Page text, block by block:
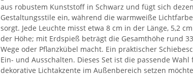
aus robustem Kunststoff in Schwarz und fügt sich
Gestaltungsstile ein, während die warmweiße
sorgt. Jede Leuchte misst etwa 8 cm in der Länge, 5,2
der Höhe; mit Erdspieß beträgt die Gesamthöhe rund
Wege oder Pflanzkübel macht. Ein praktischer
Ein- und Ausschalten. Dieses Set ist die passende
dekorative Lichtakzente im Außenbereich setzen